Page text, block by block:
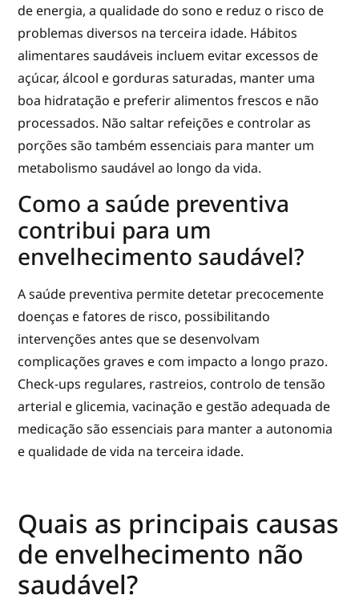
de energia, a qualidade do sono e reduz o risco de
problemas diversos na terceira idade. Hábitos
alimentares saudáveis incluem evitar excessos de
açúcar, álcool e gorduras saturadas, manter uma
boa hidratação e preferir alimentos frescos e não
processados. Não saltar refeições e controlar as
porções são também essenciais para manter um
metabolismo saudável ao longo da vida.
Como a saúde preventiva
contribui para um
envelhecimento saudável?
A saúde preventiva permite detetar precocemente
doenças e fatores de risco, possibilitando
intervenções antes que se desenvolvam
complicações graves e com impacto a longo prazo.
Check-ups regulares, rastreios, controlo de tensão
arterial e glicemia, vacinação e gestão adequada de
medicação são essenciais para manter a autonomia
e qualidade de vida na terceira idade.
Quais as principais causas
de envelhecimento não
saudável?